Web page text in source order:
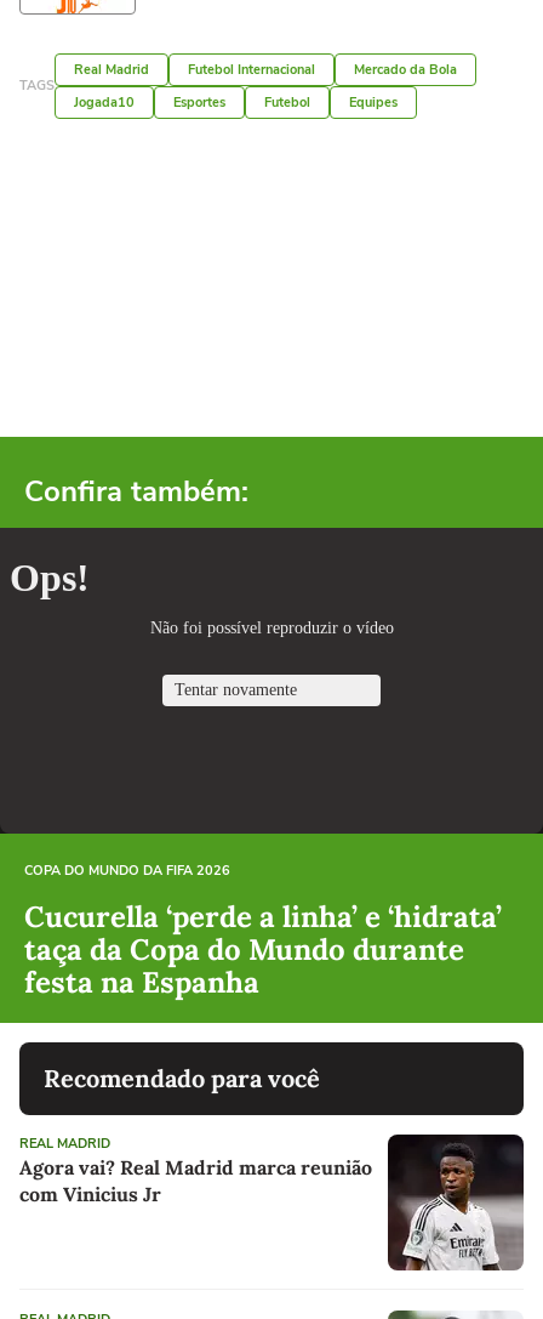
TAGS
Real Madrid Futebol Internacional
Mercado da Bola
Jogada10
Esportes Futebol Equipes
Confira também:
COPA DO MUNDO DA FIFA 2026
Cucurella ‘perde a linha’ e ‘hidrata’
taça da Copa do Mundo durante
festa na Espanha
Recomendado para você
REAL MADRID
Agora vai? Real Madrid marca reunião
com Vinicius Jr